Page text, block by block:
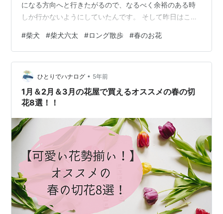
になる方向へと行きたがるので、なるべく余裕のある時
しか行かないようにしていたんです。 そして昨日はここ
よう誘導するはずが、結局は六太の思うまま普通のロン
グコースへ🐾春の空気が気持ちよくて、私も「まぁいっ
か♪」となってしまったのです😁 見上げた空の木々がか
わいくてパチリ 久しぶりの道をウキウキ歩き、次の公園
に到着。次の公園、と言っても最初に行った公園と同じ
公園なのですが、敷地が広いので場所的…
#柴犬 #柴犬六太 #ロング散歩 #春のお花
ひとりでハナログ • 5年前
1月＆2月＆3月の花屋で買えるオススメの春の切
花8選！！